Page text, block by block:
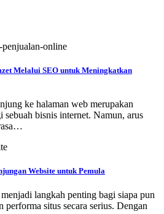
Melalui SEO untuk Meningkatkan
ke halaman web merupakan
sebuah bisnis internet. Namun, arus
Website untuk Pemula
langkah penting bagi siapa pun
situs secara serius. Dengan